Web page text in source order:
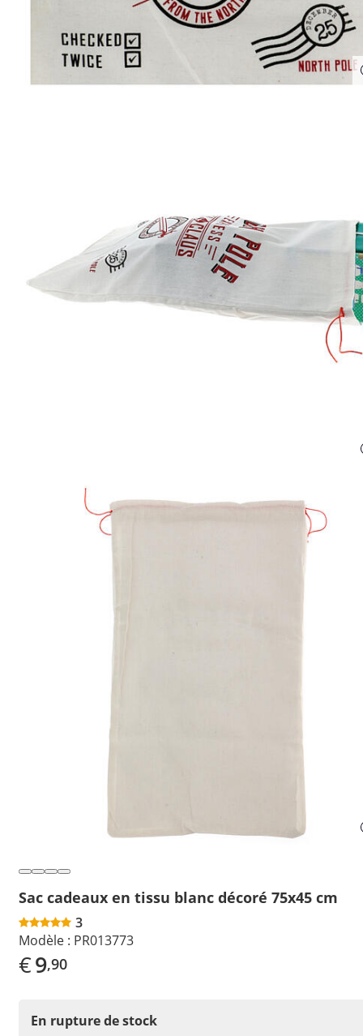
Sac cadeaux en tissu blanc décoré 75x45 cm
3
Modèle : PR013773
€9,90
En rupture de stock